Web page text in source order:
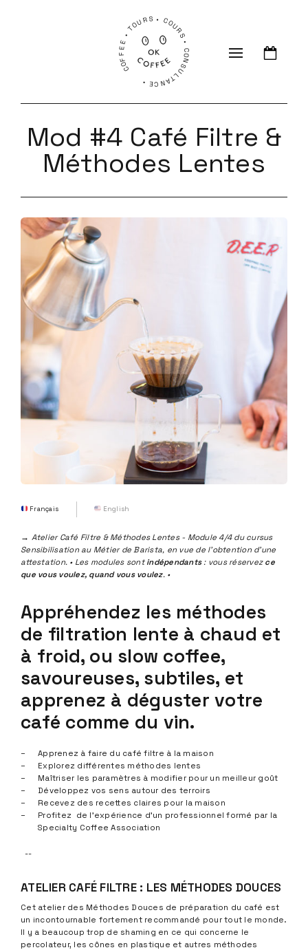
COFFEE • TOURS • COURS • CONSULTANCE •
Mod #4 Café Filtre &
Méthodes Lentes
Français English
→ Atelier Café Filtre & Méthodes Lentes - Module 4/4 du cursus
Sensibilisation au Métier de Barista, en vue de l'obtention d'une
attestation. • Les modules sont indépendants: vous réservez ce
que vous voulez, quand vous voulez. •
Appréhendez les méthodes
de filtration lente à chaud et
à froid, ou slow coffee,
savoureuses, subtiles, et
apprenez à déguster votre
café comme du vin.
Apprenez à faire du café filtre à la maison
Explorez différentes méthodes lentes
Maîtriser les paramètres à modifier pour un meilleur goût
Développez vos sens autour des terroirs
Recevez des recettes claires pour la maison
Profitez de l’expérience d’un professionnel formé par la
Specialty Coffee Association
--
ATELIER CAFÉ FILTRE : LES MÉTHODES DOUCES
Cet atelier des Méthodes Douces de préparation du café est
un incontournable fortement recommandé pour tout le monde.
Il y a beaucoup trop de shaming en ce qui concerne le
percolateur, les cônes en plastique et autres méthodes